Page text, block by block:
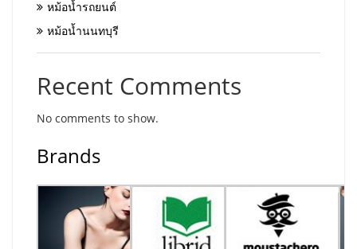
หม้อน้ำรถยนต์
หม้อน้ำนนทบุรี
Recent Comments
No comments to show.
Brands